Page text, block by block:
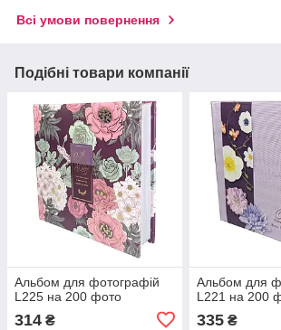
Всі умови повернення
Подібні товари компанії
Aльбом для фотографій
L225 на 200 фото
314 ₴
Aльбом для
L221 на 200
335₴